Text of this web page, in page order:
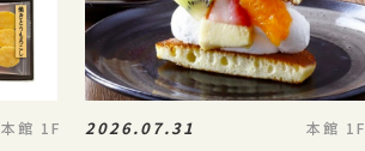
本館 1F 2026.07.31 本館 1F